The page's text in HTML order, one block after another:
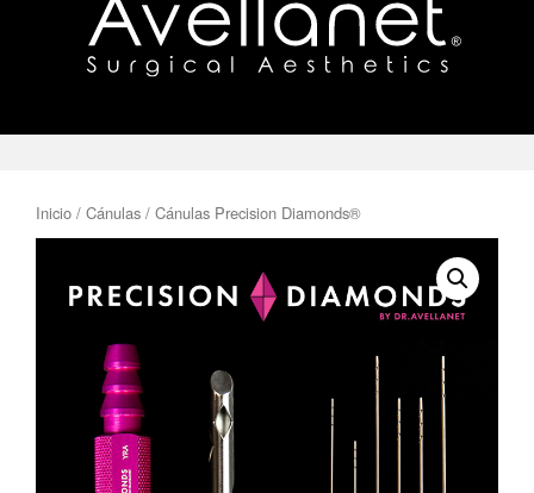
BOUTIQUE QUIRÚRGICA
ENGLISH(INGLÉS
Inicio / Cánulas / Cánulas Precision Diamonds®